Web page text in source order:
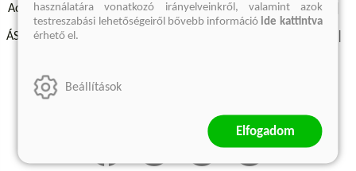
Adatvédelmi szabályzatok Elállási felmondási nyilatkozat
ÁSZF - Vásárlási feltételek
Szállítási információk
használatára vonatkozó irányelveinkről, valamint azok
testreszabási lehetőségeiről bővebb információide kattintva
érhető el.
Beállítások
Elfogadom